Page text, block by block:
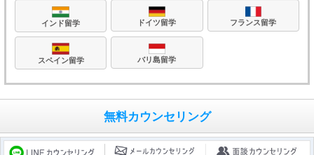
インド留学 ドイツ留学 フランス留学
スペイン留学 バリ島留学
無料カウンセリング